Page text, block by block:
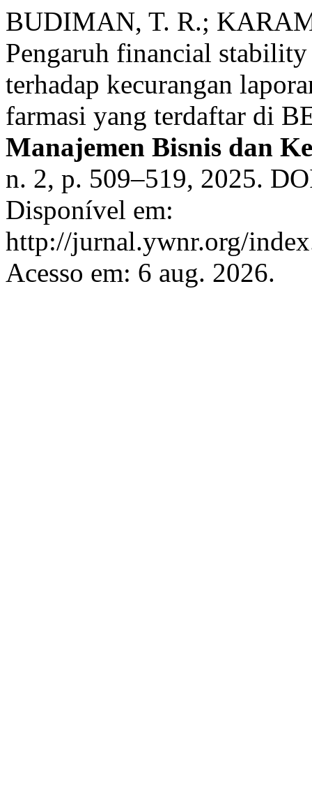
BUDIMAN, T. R.;
Pengaruh financial
terhadap kecurangan
farmasi yang terdaftar di
Manajemen Bisnis dan
n. 2, p. 509–519, 2025.
Disponível em:
http://jurnal.ywnr.org/
Acesso em: 6 aug. 2026.